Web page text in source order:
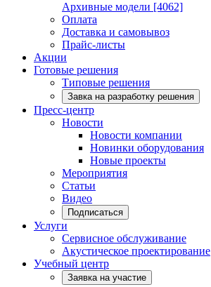
Архивные модели [4062]
Оплата
Доставка и самовывоз
Прайс-листы
Акции
Готовые решения
Типовые решения
Завка на разработку решения
Пресс-центр
Новости
Новости компании
Новинки оборудования
Новые проекты
Мероприятия
Статьи
Видео
Подписаться
Услуги
Сервисное обслуживание
Акустическое проектирование
Учебный центр
Заявка на участие